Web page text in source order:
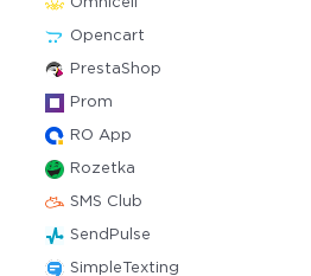
Omnicell
Opencart
PrestaShop
Prom
RO App
Rozetka
SMS Club
SendPulse
SimpleTexting